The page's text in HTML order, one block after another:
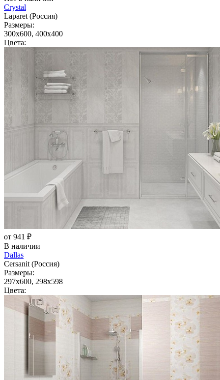
Crystal
Laparet (Россия)
Размеры:
300x600, 400x400
Цвета:
от 941 ₽
В наличии
Dallas
Cersanit (Россия)
Размеры:
297x600, 298x598
Цвета: